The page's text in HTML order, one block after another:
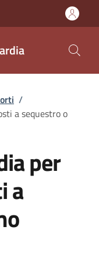
/
a sequestro o
per
a